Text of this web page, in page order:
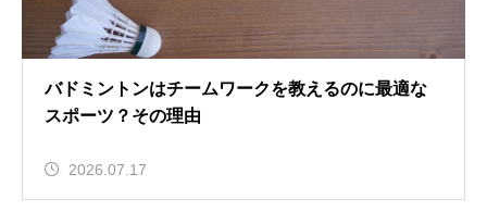
バドミントンはチームワークを教えるのに最適な
スポーツ？その理由
2026.07.17